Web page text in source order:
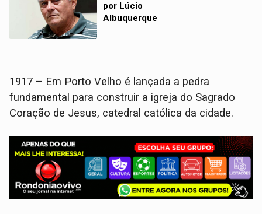
por Lúcio
Albuquerque
1917 – Em Porto Velho é lançada a pedra
fundamental para construir a igreja do Sagrado
Coração de Jesus, catedral católica da cidade.